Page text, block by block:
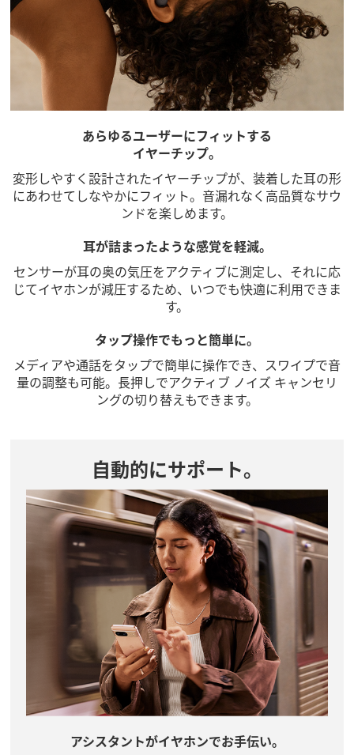
あらゆるユーザーにフィットする
イヤーチップ。
変形しやすく設計されたイヤーチップが、装着した耳の形
にあわせてしなやかにフィット。音漏れなく高品質なサウ
ンドを楽しめます。
耳が詰まったような感覚を軽減。
センサーが耳の奥の気圧をアクティブに測定し、それに応
じてイヤホンが減圧するため、いつでも快適に利用できま
す。
タップ操作でもっと簡単に。
メディアや通話をタップで簡単に操作でき、スワイプで音
量の調整も可能。長押しでアクティブ ノイズ キャンセリ
ングの切り替えもできます。
アシスタントがイヤホンでお手伝い。
自動的にサポート。